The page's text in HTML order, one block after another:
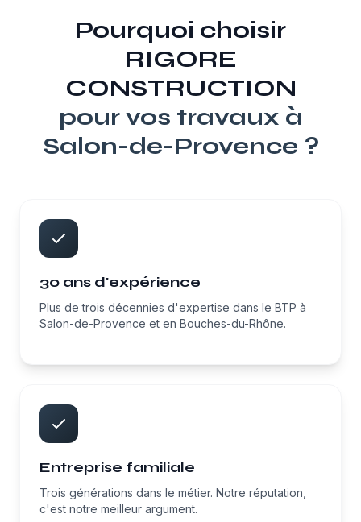
Pourquoi choisir
RIGORE
CONSTRUCTION
pour vos travaux à
Salon-de-Provence ?
30 ans d'expérience
Plus de trois décennies d'expertise dans le BTP à
Salon-de-Provence et en Bouches-du-Rhône.
Entreprise familiale
Trois générations dans le métier. Notre réputation,
c'est notre meilleur argument.